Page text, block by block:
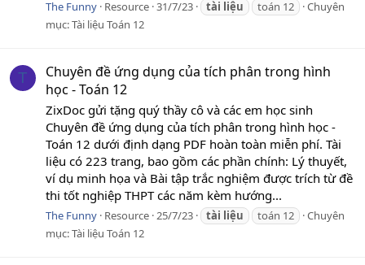
The Funny Resource 31/7/23 tài liệu toán 12
Chuyên
mục:Tài liệu Toán 12
T
Chuyên đề ứng dụng của tích phân trong hình
học - Toán 12
ZixDoc gửi tặng quý thầy cô và các em học sinh
Chuyên đề ứng dụng của tích phân trong hình học -
Toán 12 dưới định dạng PDF hoàn toàn miễn phí. Tài
liệu có 223 trang, bao gồm các phần chính: Lý thuyết,
ví dụ minh họa và Bài tập trắc nghiệm được trích từ đề
thi tốt nghiệp THPT các năm kèm hướng...
The Funny Resource 25/7/23 tài liệu toán 12
Chuyên
mục:Tài liệu Toán 12